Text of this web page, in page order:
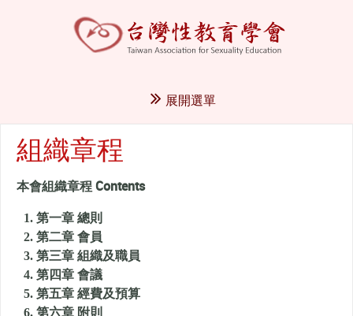
展開選單
組織章程
本會組織章程 Contents
第一章 總則
第二章 會員
第三章 組織及職員
第四章 會議
第五章 經費及預算
第六章 附則